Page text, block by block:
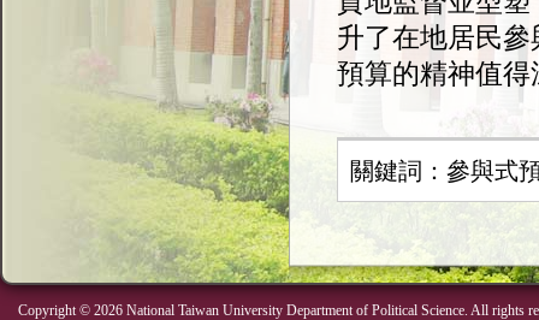
升了在地居民
預算的精神值得
關鍵詞：參與式
Copyright © 2026 National Taiwan University Department of Political Science. All rights